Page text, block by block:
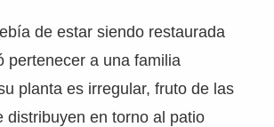
de estar siendo restaurada
pertenecer a una familia
planta es irregular, fruto de las
distribuyen en torno al patio